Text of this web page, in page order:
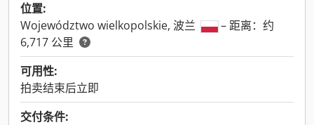
位置:
Województwo wielkopolskie, 波兰
– 距离：约
6,717 公里
可用性:
拍卖结束后立即
交付条件: